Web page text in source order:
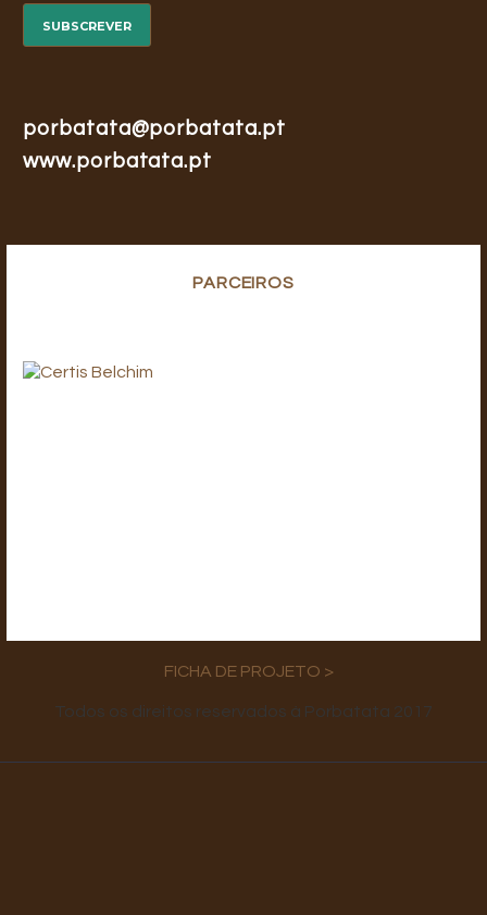
porbatata@porbatata.pt
www.porbatata.pt
PARCEIROS
FICHA DE PROJETO >
Todos os direitos reservados à Porbatata 2017